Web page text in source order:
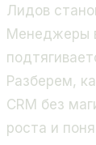
Лидов
Менеджеры
Разберем,
CRM без
роста и